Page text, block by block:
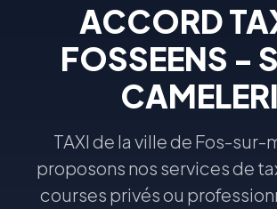
ACCORD
FOSSEENS -
CAMELERI
TAXI de la ville de Fos-sur-
proposons nos services de
courses privés ou